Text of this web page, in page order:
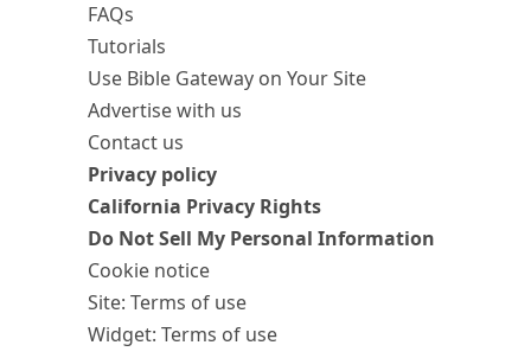
FAQs
Tutorials
Use Bible Gateway on Your Site
Advertise with us
Contact us
Privacy policy
California Privacy Rights
Do Not Sell My Personal Information
Cookie notice
Site: Terms of use
Widget: Terms of use